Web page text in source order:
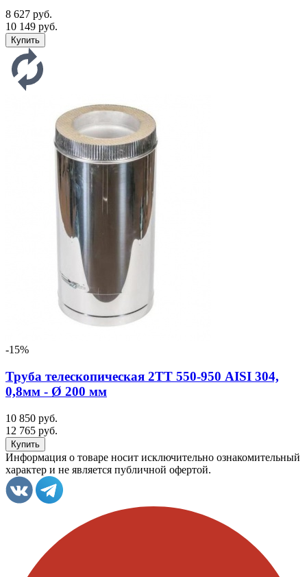
8 627 руб.
10 149 руб.
-15%
Труба телескопическая 2ТТ 550-950 AISI 304,
0,8мм - Ø 200 мм
10 850 руб.
12 765 руб.
Информация о товаре носит исключительно ознакомительный
характер и не является публичной офертой.